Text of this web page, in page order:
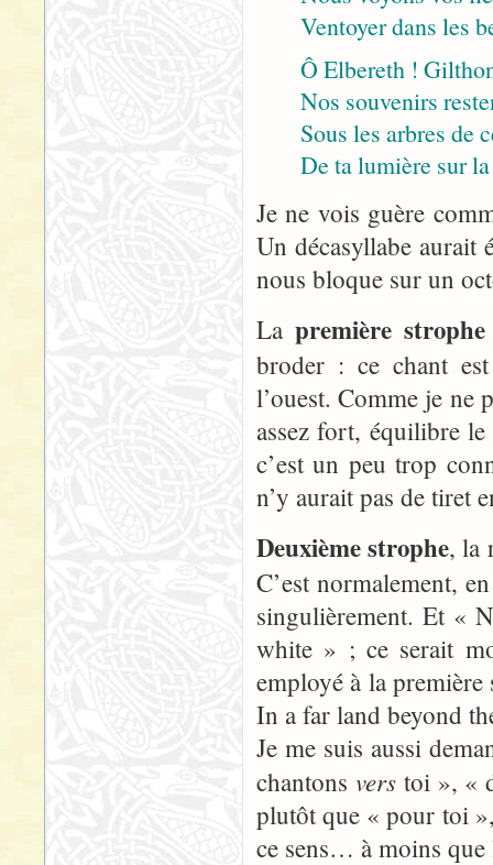
Ventoyer dans les
Ô Elbereth !
Nos souvenirs
Sous les arbres de
De ta lumière sur
Je ne vois guère
Un décasyllabe aurait
nous bloque sur un
La première strophe
broder : ce chant
l’ouest. Comme je ne
assez fort, équilibre
c’est un peu trop
n’y aurait pas de tiret
Deuxième strophe, la
C’est normalement,
singulièrement. Et «
white » ; ce serait
employé à la
In a far land beyond
Je me suis aussi
chantons verstoi », «
plutôt que « pour toi
ce sens… à moins que